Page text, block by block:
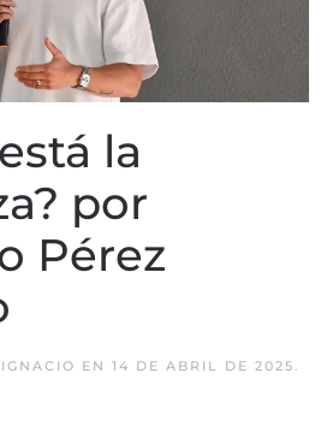
la
por
Pérez
EN 14 DE ABRIL DE 2025.